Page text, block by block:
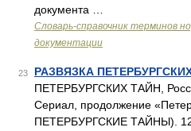
документа …
Словарь-справочник терминов
документации
23 РАЗВЯЗКА
ПЕТЕРБУРГСКИХ ТАЙН,
Сериал, продолжение
ПЕТЕРБУРГСКИЕ ТАЙНЫ). 12